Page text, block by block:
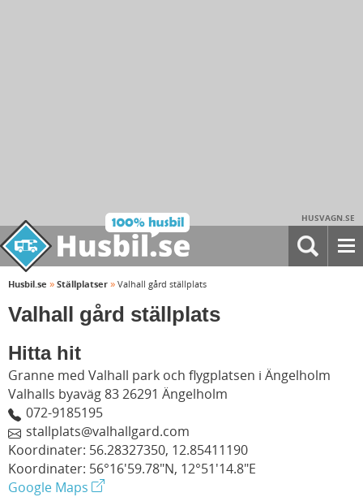
HUSVAGN.SE
Husbil.se » Ställplatser » Valhall gård ställplats
Valhall gård ställplats
Hitta hit
Granne med Valhall park och flygplatsen i Ängelholm
Valhalls byaväg 83 26291 Ängelholm
072-9185195
stallplats@valhallgard.com
Koordinater: 56.28327350, 12.85411190
Koordinater: 56°16'59.78"N, 12°51'14.8"E
Google Maps